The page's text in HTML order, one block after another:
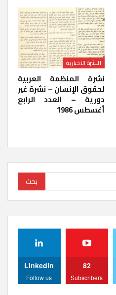
النشرة الاخبارية
نشرة المنظمة العربية
لحقوق الإنسان – نشرة غير
دورية – العدد الرابع
أغسطس 1986
82
Subscribers
Linkedin
Follow us